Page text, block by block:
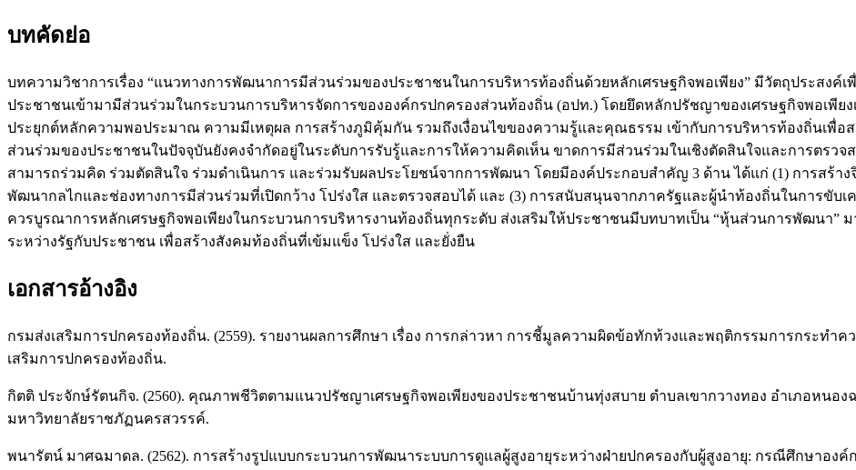
บทคัดย่อ
บทความวิชาการเรื่อง “แนวทางการพัฒนาการมีส่วนร่วมของประชาชนในการบริหารท้องถิ่นด้วยหลักเศรษฐกิจพอเพียง” มีวัตถุประสงค์
ประชาชนเข้ามามีส่วนร่วมในกระบวนการบริหารจัดการขององค์กรปกครองส่วนท้องถิ่น (อปท.) โดยยึดหลักปรัชญาของเศรษฐกิจพอเพี
ประยุกต์หลักความพอประมาณ ความมีเหตุผล การสร้างภูมิคุ้มกัน รวมถึงเงื่อนไขของความรู้และคุณธรรม เข้ากับการบริหารท้องถิ่นเพื่อ
ส่วนร่วมของประชาชนในปัจจุบันยังคงจำกัดอยู่ในระดับการรับรู้และการให้ความคิดเห็น ขาดการมีส่วนร่วมในเชิงตัดสินใจและการตรว
สามารถร่วมคิด ร่วมตัดสินใจ ร่วมดำเนินการ และร่วมรับผลประโยชน์จากการพัฒนา โดยมีองค์ประกอบสำคัญ 3 ด้าน ได้แก่ (1) การสร้าง
พัฒนากลไกและช่องทางการมีส่วนร่วมที่เปิดกว้าง โปร่งใส และตรวจสอบได้ และ (3) การสนับสนุนจากภาครัฐและผู้นำท้องถิ่นในการขับ
ควรบูรณาการหลักเศรษฐกิจพอเพียงในกระบวนการบริหารงานท้องถิ่นทุกระดับ ส่งเสริมให้ประชาชนมีบทบาทเป็น “หุ้นส่วนการพัฒนา”
ระหว่างรัฐกับประชาชน เพื่อสร้างสังคมท้องถิ่นที่เข้มแข็ง โปร่งใส และยั่งยืน
เอกสารอ้างอิง
กรมส่งเสริมการปกครองท้องถิ่น. (2559). รายงานผลการศึกษา เรื่อง การกล่าวหา การชี้มูลความผิดข้อทักท้วงและพฤติกรรมการกระทำ
เสริมการปกครองท้องถิ่น.
กิตติ ประจักษ์รัตนกิจ. (2560). คุณภาพชีวิตตามแนวปรัชญาเศรษฐกิจพอเพียงของประชาชนบ้านทุ่งสบาย ตำบลเขากวางทอง อำเภอหนอ
มหาวิทยาลัยราชภัฏนครสวรรค์.
พนารัตน์ มาศฉมาดล. (2562). การสร้างรูปแบบกระบวนการพัฒนาระบบการดูแลผู้สูงอายุระหว่างฝ่ายปกครองกับผู้สูงอายุ: กรณีศึกษาองค์